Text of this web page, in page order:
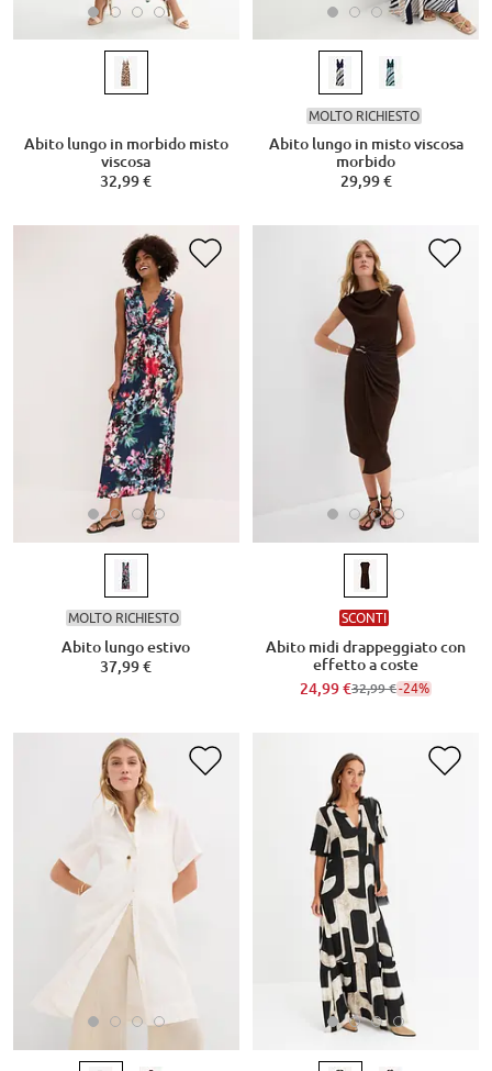
Abito lungo in morbido misto
viscosa
32,99 €
MOLTO RICHIESTO
Abito lungo in misto viscosa
morbido
29,99 €
MOLTO RICHIESTO
Abito lungo estivo
37,99 €
SCONTI
Abito midi drappeggiato con
effetto a coste
24,99 €32,99 €-24%